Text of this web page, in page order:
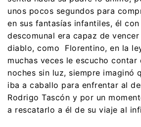
unos pocos segundos para
en sus fantasías infantiles, él
descomunal era capaz de
diablo, como Florentino, en la
muchas veces le escucho contar
noches sin luz, siempre imaginó
iba a caballo para enfrentar al
Rodrigo Tascón y por un
a rescatarlo a él de su viaje al